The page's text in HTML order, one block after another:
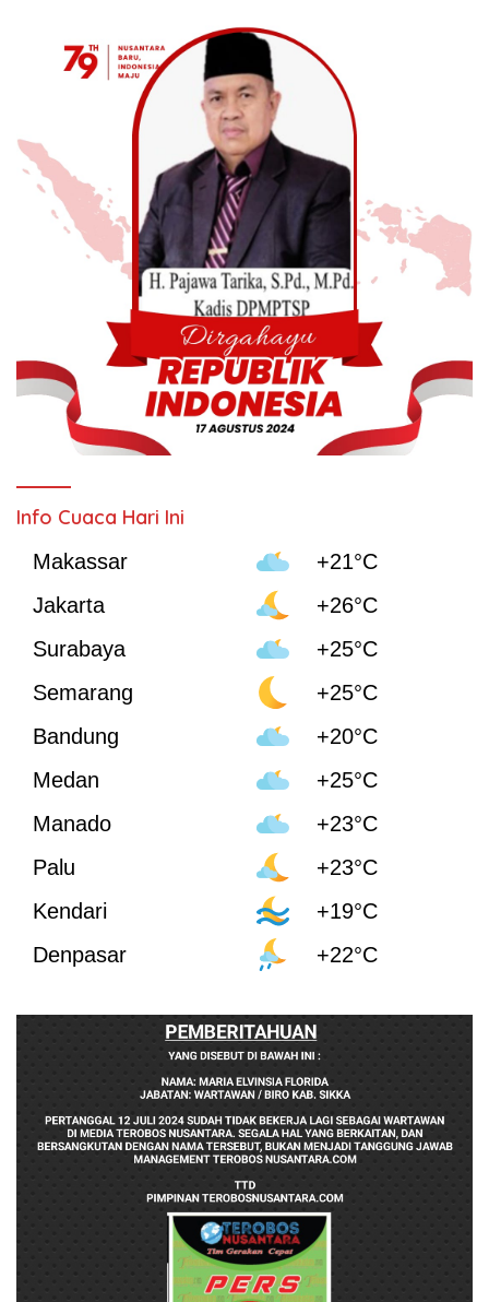
Info Cuaca Hari Ini
Makassar
+21°C
Jakarta
+26°C
Surabaya
+25°C
Semarang
+25°C
Bandung
+20°C
Medan
+25°C
Manado
+23°C
Palu
+23°C
Kendari
+19°C
Denpasar
+22°C